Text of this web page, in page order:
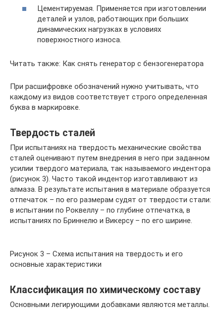
Цементируемая. Применяется при изготовлении
деталей и узлов, работающих при больших
динамических нагрузках в условиях
поверхностного износа.
Читать также: Как снять генератор с бензогенератора
При расшифровке обозначений нужно учитывать, что
каждому из видов соответствует строго определенная
буква в маркировке.
Твердость сталей
При испытаниях на твердость механические свойства
сталей оценивают путем внедрения в него при заданном
усилии твердого материала, так называемого индентора
(рисунок 3). Часто такой индентор изготавливают из
алмаза. В результате испытания в материале образуется
отпечаток – по его размерам судят от твердости стали:
в испытании по Роквеллу – по глубине отпечатка, в
испытаниях по Бриннелю и Викерсу – по его ширине.
Рисунок 3 – Схема испытания на твердость и его
основные характеристики
Классификация по химическому составу
Основными легирующими добавками являются металлы.